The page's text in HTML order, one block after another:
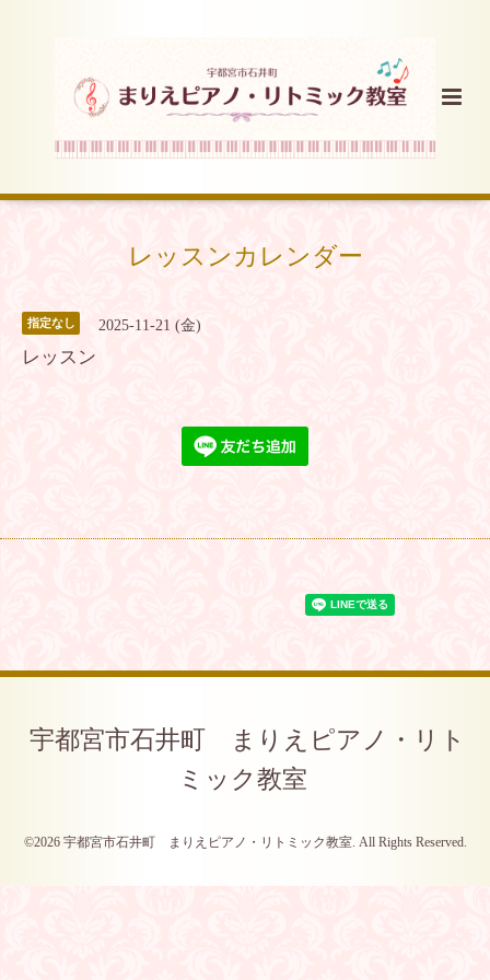
レッスンカレンダー
指定なし 2025-11-21 (金)
レッスン
宇都宮市石井町 まりえピアノ・リト
ミック教室
©2026 宇都宮市石井町 まりえピアノ・リトミック教室. All Rights Reserved.